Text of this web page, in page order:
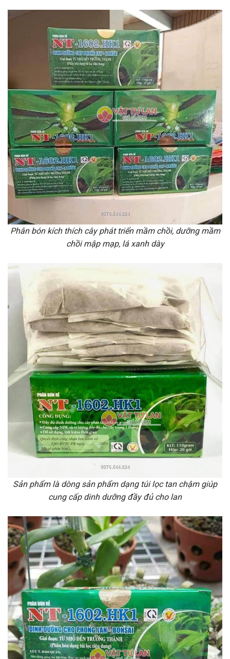
Phân bón kích thích cây phát triển mầm chồi, dưỡng mầm
chồi mập mạp, lá xanh dày
Sản phẩm là dòng sản phẩm dạng túi lọc tan chậm giúp
cung cấp dinh dưỡng đầy đủ cho lan